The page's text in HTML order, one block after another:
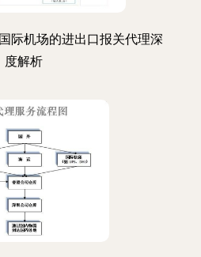
际机场的进出口报关代理深
度解析